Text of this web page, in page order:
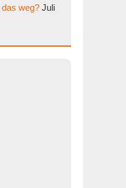
weg? Juli